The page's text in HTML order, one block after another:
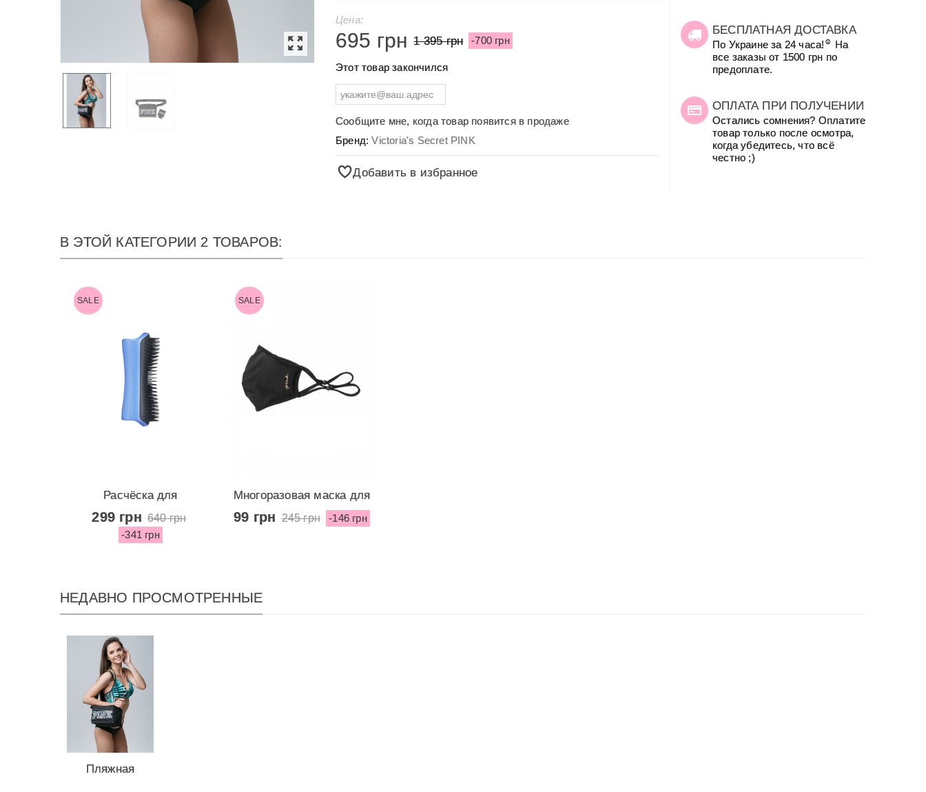
Цена:
695 грн 1 395 грн -700 грн
Этот товар закончился
Сообщите мне, когда товар появится в продаже
Бренд:Victoria's Secret PINK
Добавить в избранное
БЕСПЛАТНАЯ ДОСТАВКА
По Украине за 24 часа! ☺
На
все заказы от 1500 грн по
предоплате.
ОПЛАТА ПРИ ПОЛУЧЕНИИ
Остались сомнения? Оплатите
товар только после осмотра,
когда убедитесь, что всё
честно ;)
В ЭТОЙ КАТЕГОРИИ 2 ТОВАРОВ:
SALE
Расчёска для
распутывания шерсти...
299 грн 640 грн
-341 грн
SALE
Многоразовая маска для
лица от...
99 грн 245 грн -146 грн
НЕДАВНО ПРОСМОТРЕННЫЕ
Пляжная